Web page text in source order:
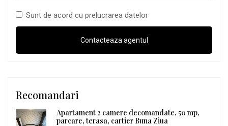
Sunt de acord cu prelucrarea datelor
Recomandari
Apartament 2 camere decomandate, 50 mp,
parcare, terasa, cartier Buna Ziua